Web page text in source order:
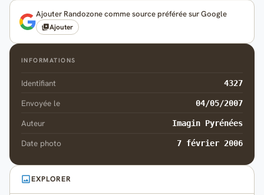
Ajouter Randozone comme source préférée sur Google
Ajouter
INFORMATIONS
Identifiant 4327
Envoyée le 04/05/2007
Auteur Imagin Pyrénées
Date photo 7 février 2006
EXPLORER